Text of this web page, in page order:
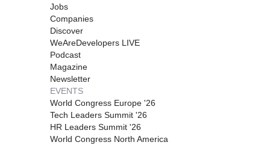
Jobs
Companies
Discover
WeAreDevelopers LIVE
Podcast
Magazine
Newsletter
EVENTS
World Congress Europe '26
Tech Leaders Summit '26
HR Leaders Summit '26
World Congress North America